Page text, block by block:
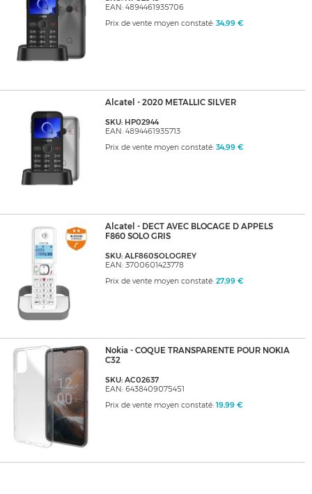
EAN: 4894461935706
Prix de vente moyen constaté: 34,99 €
Alcatel - 2020 METALLIC SILVER
SKU: HP02944
EAN: 4894461935713
Prix de vente moyen constaté: 34,99 €
Alcatel - DECT AVEC BLOCAGE D APPELS
F860 SOLO GRIS
SKU: ALF860SOLOGREY
EAN: 3700601423778
Prix de vente moyen constaté: 27,99 €
Nokia - COQUE TRANSPARENTE POUR NOKIA
C32
SKU: AC02637
EAN: 6438409075451
Prix de vente moyen constaté: 19,99 €